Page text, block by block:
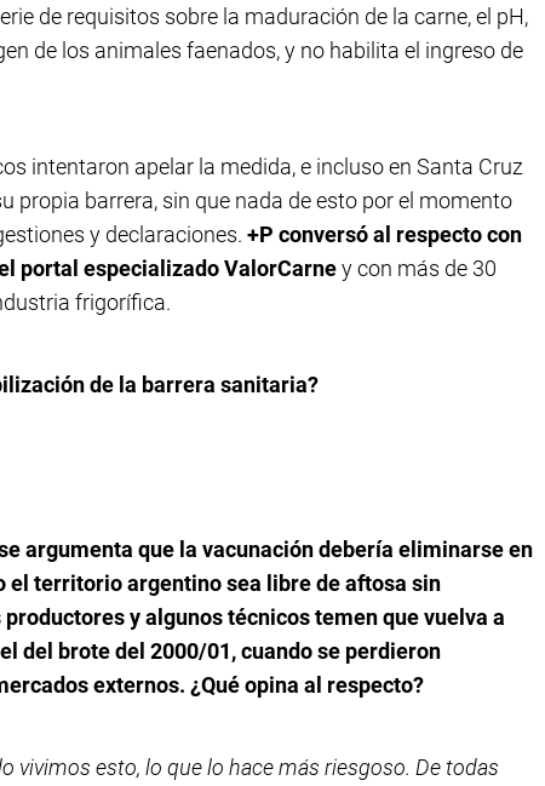
de requisitos sobre la maduración de la carne, el pH,
de los animales faenados, y no habilita el ingreso de
intentaron apelar la medida, e incluso en Santa Cruz
propia barrera, sin que nada de esto por el momento
y declaraciones. +P conversó al respecto con
portal especializado ValorCarney con más de 30
frigorífica.
de la barrera sanitaria?
argumenta que la vacunación debería eliminarse en
el territorio argentino sea libre de aftosa sin
y algunos técnicos temen que vuelva a
del brote del 2000/01, cuando se perdieron
externos. ¿Qué opina al respecto?
vivimos esto, lo que lo hace más riesgoso. De todas